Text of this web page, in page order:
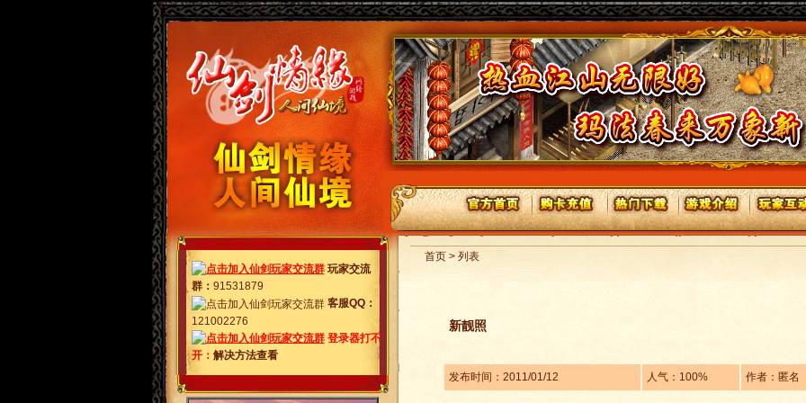
玩家交流
群： 91531879
客服QQ：
121002276
登录器打不
开： 解决方法查看
首页 > 列表
新靓照
发布时间：2011/01/12 人气：100% 作者：匿名